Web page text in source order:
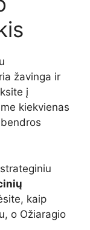
žavinga ir
į
kiekvienas
kaip
o Ožiaragio